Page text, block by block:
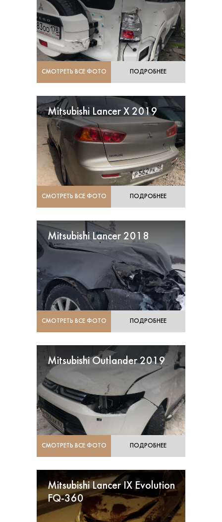
СМОТРЕТЬ ВСЕ ФОТО ПОДРОБНЕЕ
Mitsubishi Lancer X 2019
СМОТРЕТЬ ВСЕ ФОТО ПОДРОБНЕЕ
Mitsubishi Lancer 2018
СМОТРЕТЬ ВСЕ ФОТО ПОДРОБНЕЕ
Mitsubishi Outlander 2019
СМОТРЕТЬ ВСЕ ФОТО ПОДРОБНЕЕ
Mitsubishi Lancer IX Evolution
FQ-360